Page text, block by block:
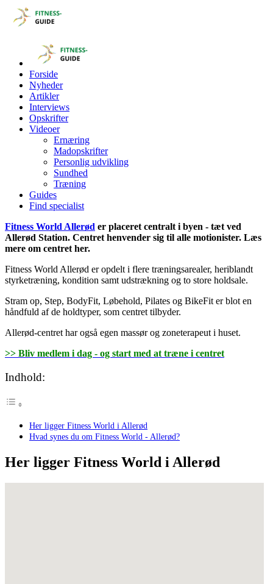
Forside
Nyheder
Artikler
Interviews
Opskrifter
Videoer
Ernæring
Madopskrifter
Personlig udvikling
Sundhed
Træning
Guides
Find specialist
Fitness World Allerød er placeret centralt i byen - tæt ved
Allerød Station. Centret henvender sig til alle motionister. Læs
mere om centret her.
Fitness World Allerød er opdelt i flere træningsarealer, heriblandt
styrketræning, kondition samt udstrækning og to store holdsale.
Stram op, Step, BodyFit, Løbehold, Pilates og BikeFit er blot en
håndfuld af de holdtyper, som centret tilbyder.
Allerød-centret har også egen massør og zoneterapeut i huset.
>> Bliv medlem i dag - og start med at træne i centret
Indhold:
Her ligger Fitness World i Allerød
Hvad synes du om Fitness World - Allerød?
Her ligger Fitness World i Allerød